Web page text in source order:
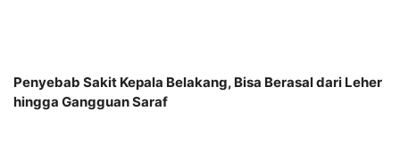
Penyebab Sakit Kepala Belakang, Bisa Berasal dari Leher
hingga Gangguan Saraf